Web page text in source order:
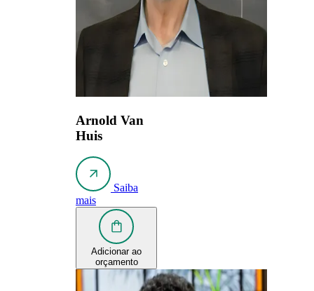
Arnold Van
Huis
Saiba
mais
Adicionar ao
orçamento